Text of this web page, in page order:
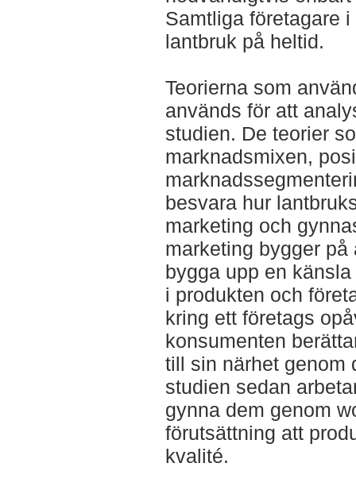
Samtliga företagare
lantbruk på heltid.
Teorierna som
används för att
studien. De teorier
marknadsmixen,
besvara hur
marketing och
marketing bygger
bygga upp en
i produkten och
kring ett företags
konsumenten
till sin närhet genom
studien sedan
gynna dem genom
förutsättning att
kvalité.